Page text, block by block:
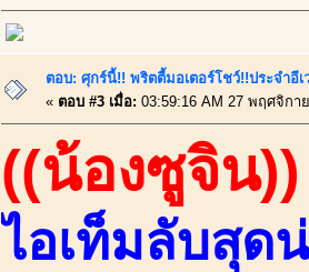
ตอบ: ศุกร์นี้!! พริตตี้มอเตอร์โชว์!!ประจำอี
« ตอบ #3 เมื่อ: 03:59:16 AM 27 พฤศจิกา
((น้องซูจิน))
ไอเท็มลับสุด